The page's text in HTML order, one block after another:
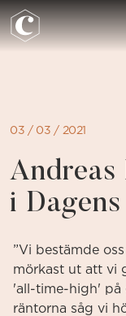
Direkt
till
sidans
03 / 03 / 2021
i
”Vi bestämde
mörkast ut att vi
'all-time-high' på
räntorna såg vi